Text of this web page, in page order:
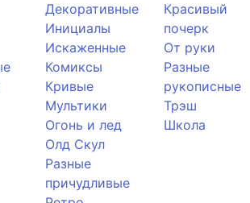
Декоративные
Инициалы
Искаженные
Комиксы
Кривые
Мультики
Огонь и лед
Олд Скул
Разные
причудливые
Красивый
почерк
От руки
Разные
рукописные
Трэш
Школа